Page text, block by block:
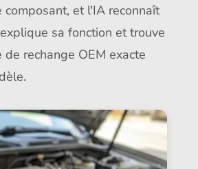
composant, et l'IA reconnaît
sa fonction et trouve
de rechange OEM exacte